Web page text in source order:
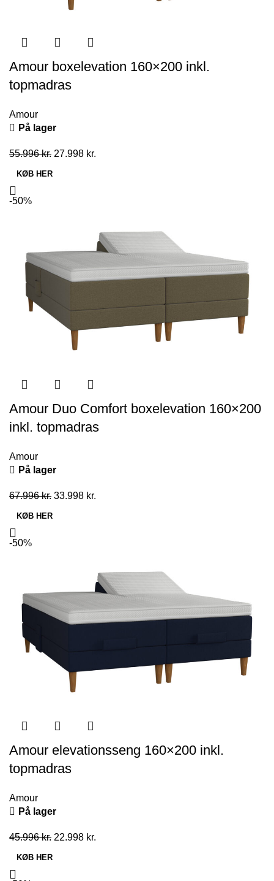
Amour boxelevation 160×200 inkl.
topmadras
Amour
På lager
55.996kr. Den
27.998 kr.
KØB HER
-50%
Amour Duo Comfort boxelevation 160×200
inkl. topmadras
Amour
På lager
67.996kr. Den
33.998 kr.
KØB HER
-50%
Amour elevationsseng 160×200 inkl.
topmadras
Amour
På lager
45.996kr. Den
22.998 kr.
KØB HER